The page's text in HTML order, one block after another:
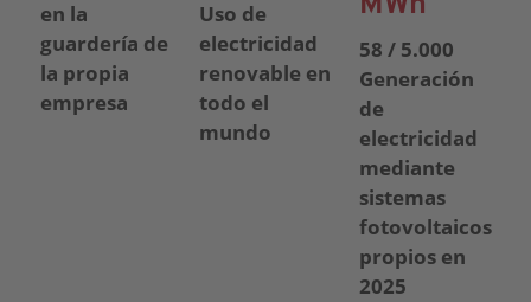
en la
guardería de
la propia
empresa
Uso de
electricidad
renovable en
todo el
mundo
58 / 5.000
Generación
de
electricidad
mediante
sistemas
fotovoltaicos
propios en
2025